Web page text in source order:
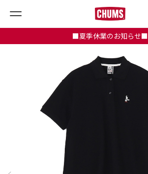
■夏季休業のお知らせ■